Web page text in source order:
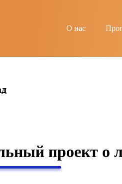
О нас
проект о